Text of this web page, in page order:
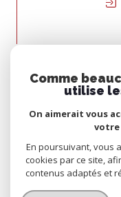
© 2026 | TOUS DROITS
NOS HONORAIRES
NOS
Comme
utilise
On aimerait vous
votre
En poursuivant, vous
cookies par ce site,
contenus adaptés et